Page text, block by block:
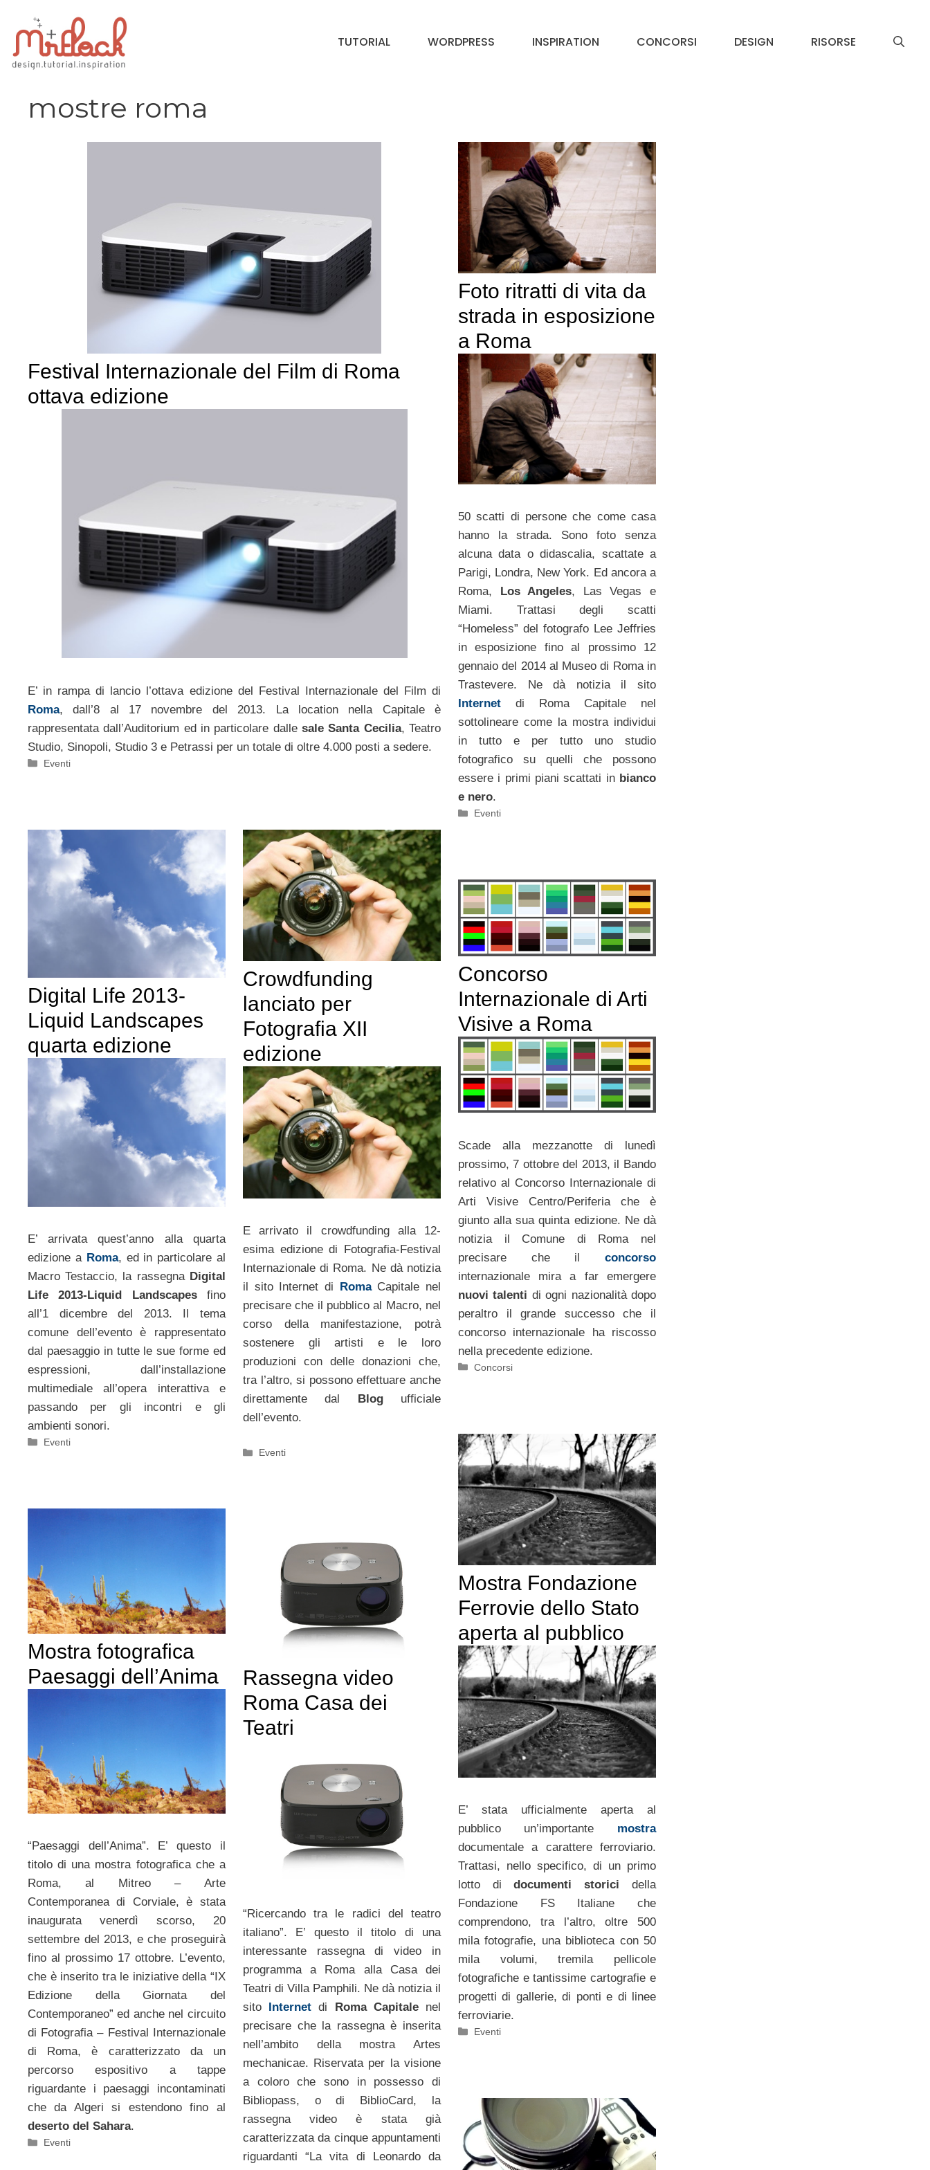
contenuto
TUTORIAL WORDPRESS INSPIRATION CONCORSI DESIGN RISORSE
mostre roma
Festival Internazionale del Film di Roma
ottava edizione
E’ in rampa di lancio l’ottava edizione del Festival Internazionale del Film di
Roma, dall’8 al 17 novembre del 2013. La location nella Capitale è
rappresentata dall’Auditorium ed in particolare dalle sale Santa Cecilia, Teatro
Studio, Sinopoli, Studio 3 e Petrassi per un totale di oltre 4.000 posti a sedere.
Categorie
Eventi
Foto ritratti di vita da
strada in esposizione
a Roma
50 scatti di persone che come casa
hanno la strada. Sono foto senza
alcuna data o didascalia, scattate a
Parigi, Londra, New York. Ed ancora a
Roma,
Los Angeles, Las Vegas e
Miami. Trattasi degli scatti
“Homeless” del fotografo Lee Jeffries
in esposizione fino al prossimo 12
gennaio del 2014 al Museo di Roma in
Trastevere. Ne dà notizia il sito
Internetdi Roma Capitale nel
sottolineare come la mostra individui
in tutto e per tutto uno studio
fotografico su quelli che possono
essere i primi piani scattati in bianco
e nero.
Categorie
Eventi
Digital Life 2013-
Liquid Landscapes
quarta edizione
E’ arrivata quest’anno alla quarta
edizione a Roma, ed in particolare al
Macro Testaccio, la rassegna Digital
Life 2013-Liquid Landscapesfino
all’1 dicembre del 2013. Il tema
comune dell’evento è rappresentato
dal paesaggio in tutte le sue forme ed
espressioni, dall’installazione
multimediale all’opera interattiva e
passando per gli incontri e gli
ambienti sonori.
Categorie
Eventi
Crowdfunding
lanciato per
Fotografia XII
edizione
E arrivato il crowdfunding alla 12-
esima edizione di Fotografia-Festival
Internazionale di Roma. Ne dà notizia
il sito Internet di
RomaCapitale nel
precisare che il pubblico al Macro, nel
corso della manifestazione, potrà
sostenere gli artisti e le loro
produzioni con delle donazioni che,
tra l’altro, si possono effettuare anche
direttamente dal
Blogufficiale
dell’evento.
Categorie
Eventi
Concorso
Internazionale di Arti
Visive a Roma
Scade alla mezzanotte di lunedì
prossimo, 7 ottobre del 2013, il Bando
relativo al Concorso Internazionale di
Arti Visive Centro/Periferia che è
giunto alla sua quinta edizione. Ne dà
notizia il Comune di Roma nel
precisare che il concorso
internazionale mira a far emergere
nuovi talenti di ogni nazionalità dopo
peraltro il grande successo che il
concorso internazionale ha riscosso
nella precedente edizione.
Categorie
Concorsi
Mostra Fondazione
Ferrovie dello Stato
aperta al pubblico
E’ stata ufficialmente aperta al
pubblico un’importante mostra
documentale a carattere ferroviario.
Trattasi, nello specifico, di un primo
lotto didocumenti storici della
Fondazione FS Italiane che
comprendono, tra l’altro, oltre 500
mila fotografie, una biblioteca con 50
mila volumi, tremila pellicole
fotografiche e tantissime cartografie e
progetti di gallerie, di ponti e di linee
ferroviarie.
Categorie
Eventi
Mostra fotografica
Paesaggi dell’Anima
“Paesaggi dell’Anima”. E’ questo il
titolo di una mostra fotografica che a
Roma, al Mitreo – Arte
Contemporanea di Corviale, è stata
inaugurata venerdì scorso, 20
settembre del 2013, e che proseguirà
fino al prossimo 17 ottobre. L’evento,
che è inserito tra le iniziative della “IX
Edizione della Giornata del
Contemporaneo” ed anche nel circuito
di Fotografia – Festival Internazionale
di Roma, è caratterizzato da un
percorso espositivo a tappe
riguardante i paesaggi incontaminati
che da Algeri si estendono fino al
deserto del Sahara.
Categorie
Eventi
Rassegna video
Roma Casa dei
Teatri
“Ricercando tra le radici del teatro
italiano”. E’ questo il titolo di una
interessante rassegna di video in
programma a Roma alla Casa dei
Teatri di Villa Pamphili. Ne dà notizia il
sito Internet di Roma Capitalenel
precisare che la rassegna è inserita
nell’ambito della mostra Artes
mechanicae. Riservata per la visione
a coloro che sono in possesso di
Bibliopass, o di BiblioCard, la
rassegna video è stata già
caratterizzata da cinque appuntamenti
riguardanti “La vita di Leonardo da